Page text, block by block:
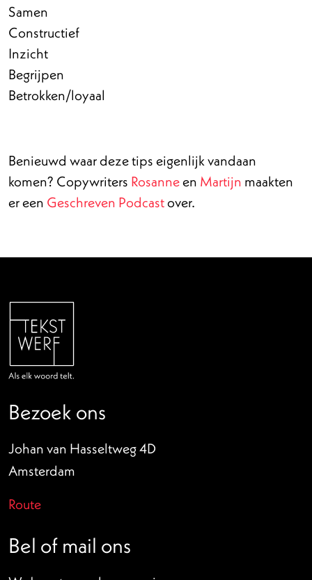
Samen
Constructief
Inzicht
Begrijpen
Betrokken/loyaal
Benieuwd waar deze tips eigenlijk vandaan
komen? Copywriters Rosanneen Martijn maakten
er een Geschreven Podcastover.
Bezoek ons
Johan van Hasseltweg 4D
Amsterdam
Route
Bel of mail ons